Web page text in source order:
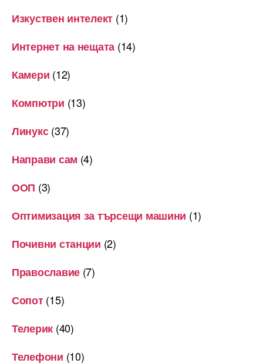
Изкуствен интелект (1)
Интернет на нещата (14)
Камери (12)
Компютри (13)
Линукс(37)
Направи сам (4)
ООП (3)
Оптимизация за търсещи машини (1)
Почивни станции (2)
Православие (7)
Сопот(15)
Телерик (40)
Телефони (10)